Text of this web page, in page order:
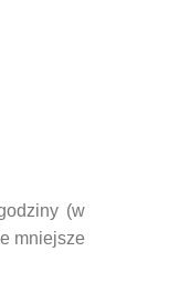
(w
mniejsze